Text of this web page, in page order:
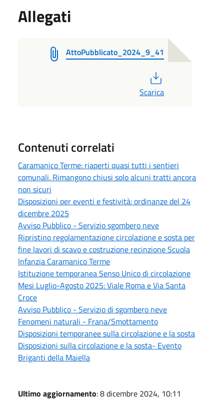
Allegati
AttoPubblicato_2024_9_41
Scarica
Contenuti correlati
Caramanico Terme: riaperti quasi tutti i sentieri
comunali. Rimangono chiusi solo alcuni tratti ancora
non sicuri
Disposizioni per eventi e festività: ordinanze del 24
dicembre 2025
Avviso Pubblico - Servizio sgombero neve
Ripristino regolamentazione circolazione e sosta per
fine lavori di scavo e costruzione recinzione Scuola
Infanzia Caramanico Terme
Istituzione temporanea Senso Unico di circolazione
Mesi Luglio-Agosto 2025: Viale Roma e Via Santa
Croce
Avviso Pubblico - Servizio di sgombero neve
Fenomeni naturali - Frana/Smottamento
Disposizioni temporanee sulla circolazione e la sosta
Disposizioni sulla circolazione e la sosta- Evento
Briganti della Maiella
Ultimo aggiornamento: 8 dicembre 2024, 10:11